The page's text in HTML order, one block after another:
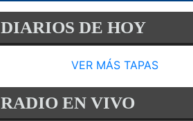
DIARIOS DE HOY
VER MÁS TAPAS
RADIO EN VIVO